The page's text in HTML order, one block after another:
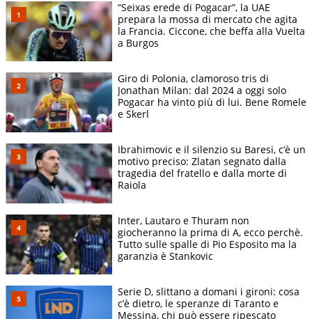
“Seixas erede di Pogacar”, la UAE
prepara la mossa di mercato che agita
la Francia. Ciccone, che beffa alla Vuelta
a Burgos
Giro di Polonia, clamoroso tris di
Jonathan Milan: dal 2024 a oggi solo
Pogacar ha vinto più di lui. Bene Romele
e Skerl
Ibrahimovic e il silenzio su Baresi, c’è un
motivo preciso: Zlatan segnato dalla
tragedia del fratello e dalla morte di
Raiola
Inter, Lautaro e Thuram non
giocheranno la prima di A, ecco perchè.
Tutto sulle spalle di Pio Esposito ma la
garanzia è Stankovic
Serie D, slittano a domani i gironi: cosa
c’è dietro, le speranze di Taranto e
Messina, chi può essere ripescato